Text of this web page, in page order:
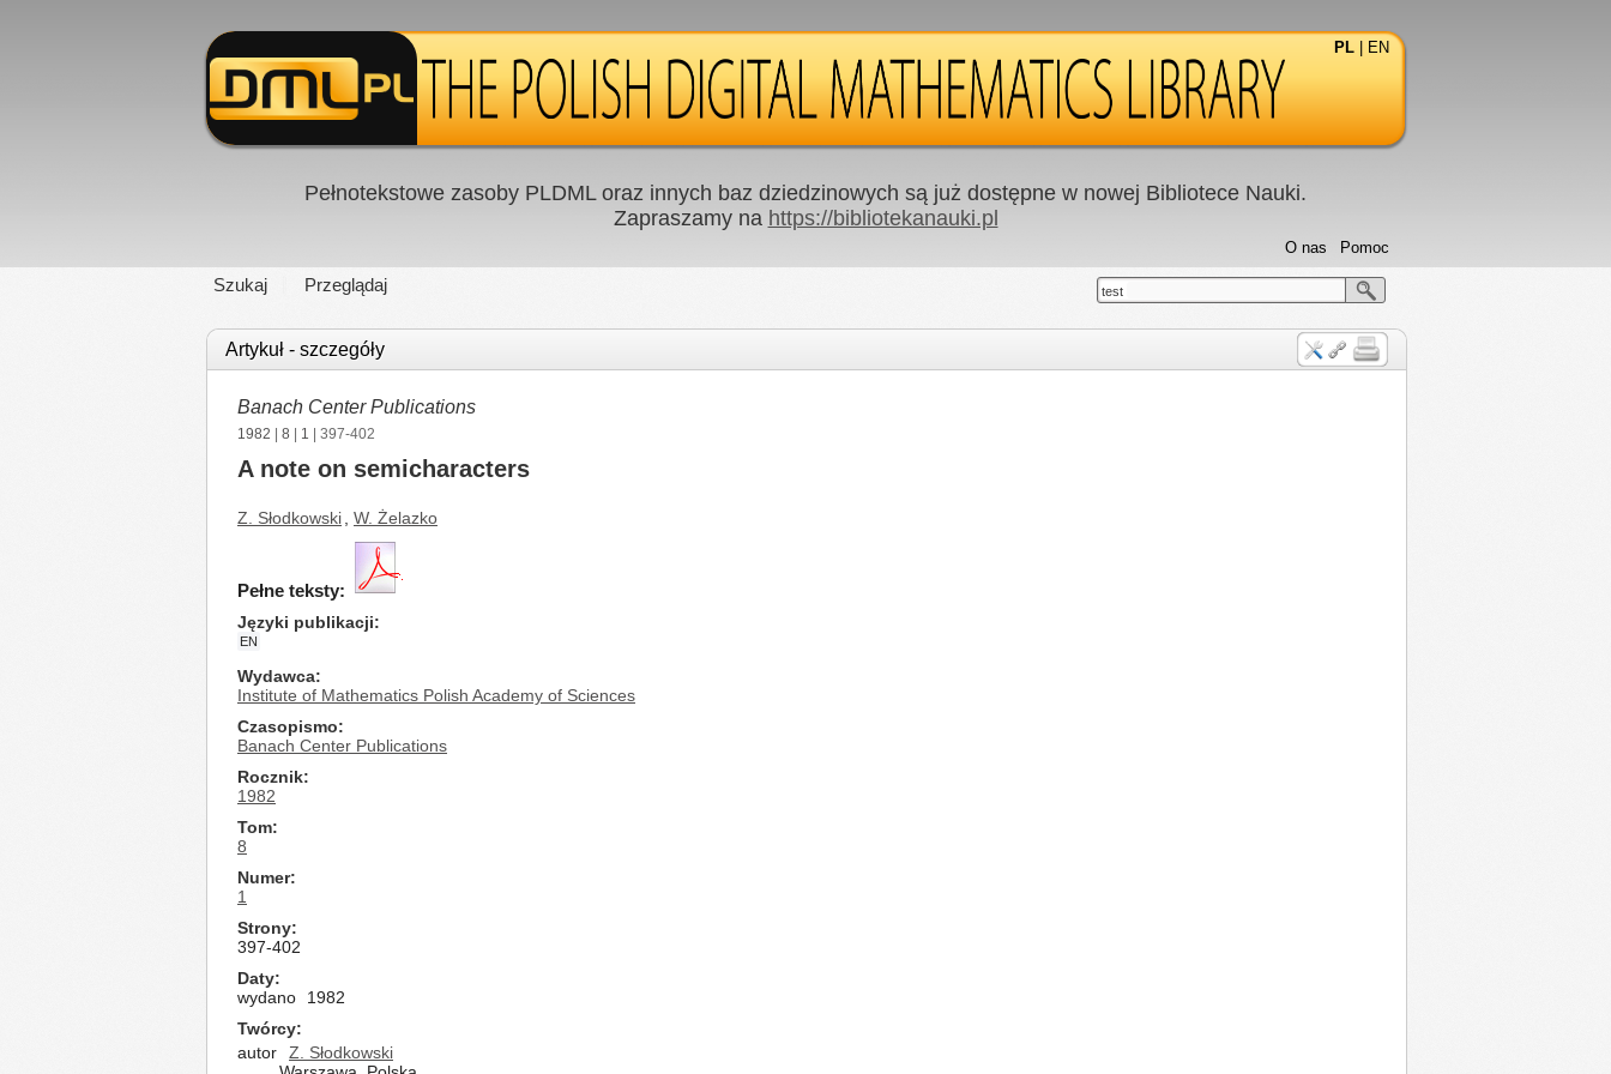
PL EN
Pełnotekstowe zasoby PLDML oraz innych baz dziedzinowych są już dostępne w nowej Bibliotece Nauki.
Zapraszamy na https://bibliotekanauki.pl
Szukaj Przeglądaj
Pomoc
O nas
test
Artykuł - szczegóły
Banach Center Publications
1982 8 1 | 397-402
A note on semicharacters
Z. Słodkowski W. Żelazko
Pełne teksty:
Języki publikacji
EN
Wydawca
Institute of Mathematics Polish Academy of Sciences
Czasopismo
Banach Center Publications
Rocznik
1982
Tom
8
Numer
1
Strony
397-402
Daty
wydano
1982
Twórcy
autor
Z. Słodkowski